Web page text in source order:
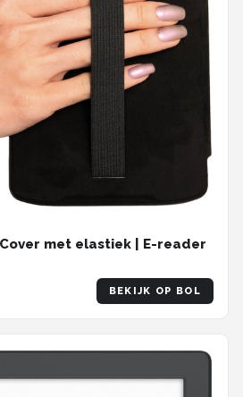
met elastiek | E-reader
BEKIJK OP BOL